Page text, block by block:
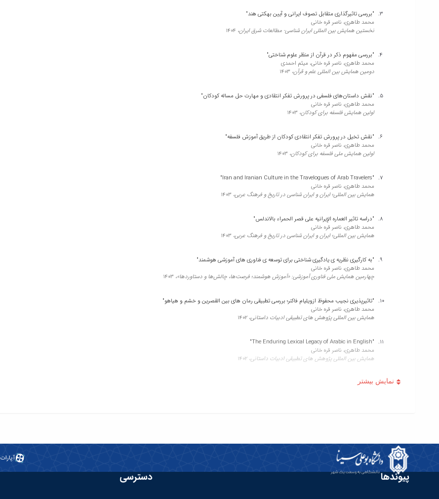
"بررسی تاثیرگذاری متقابل تصوف ایرانی و آیین بهکتی هند"
محمد طاهری، ناصر قره خانی
نخستین همایش بین المللی ایران شناسی- مطالعات شرق ایران، 1404
"بررسی مفهوم ذکر در قرآن از منظر علوم شناختی"
محمد طاهری، ناصر قره خانی، میثم احمدی
دومین همایش بین المللی علم و قرآن، 1403
"نقش داستان‌های فلسفی در پرورش تفکر انتقادی و مهارت حل مساله کودکان"
محمد طاهری، ناصر قره خانی
اولین همایش فلسفه برای کودکان، 1403
"نقش تخیل در پرورش تفکر انتقادی کودکان از طریق آموزش فلسفه"
محمد طاهری، ناصر قره خانی
اولین همایش ملی فلسفه برای کودکان، 1403
"Iran and Iranian Culture in the Travelogues of Arab Travelers"
محمد طاهری، ناصر قره خانی
همایش بین المللی؛ ایران و ایران شناسی در تاریخ و فرهنگ عربی، 1403
"دراسه تاثیر العماره الإیرانیه علی قصر الحمراء بالاندلس"
محمد طاهری، ناصر قره خانی
همایش بین المللی؛ ایران و ایران شناسی در تاریخ و فرهنگ عربی، 1403
"به کارگیری نظریه ی یادگیری شناختی برای توسعه ی فناوری های آموزشی هوشمند"
محمد طاهری، ناصر قره خانی
چهارمین همایش ملی فناوری آموزشی: «آموزش هوشمند؛ فرصت‌ها، چالش‌ها و دستاوردها»، 1403
"تاثیرپذیری نجیب محفوظ ازویلیام فاکنر؛ بررسی تطبیقی رمان های بین القصرین و خشم و هیاهو"
محمد طاهری، ناصر قره خانی
همایش بین المللی پژوهش های تطبیقی ادبیات داستانی، 1402
"The Enduring Lexical Legacy of Arabic in English"
محمد طاهری، ناصر قره خانی
همایش بین المللی پژوهش های تطبیقی ادبیات داستانی، 1402
"Journeying Through Time and Cultures: Ibn Battuta's Enduring Legacy of Cultural Understanding and Appreciation"
"A discussion about the impact of the Persian culture on the Arabic literature"
ناصر قره خانی
آپارات
پیوندها دسترسی